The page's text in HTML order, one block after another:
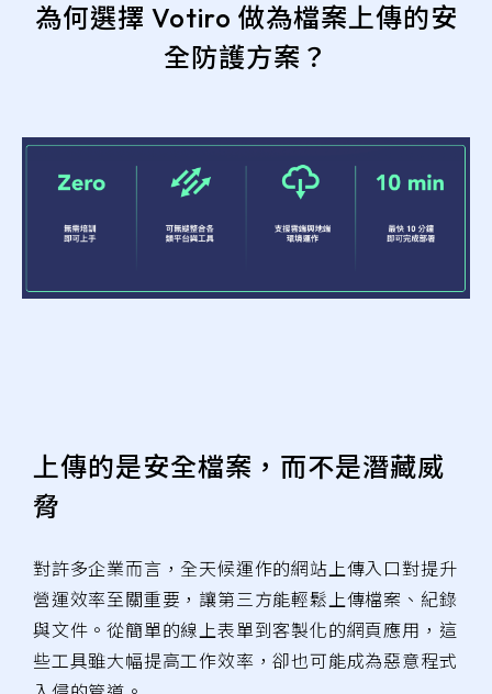
為何選擇 Votiro 做為檔案上傳的安
全防護方案？
上傳的是安全檔案，而不是潛藏威
脅
對許多企業而言，全天候運作的網站上傳入口對提升
營運效率至關重要，讓第三方能輕鬆上傳檔案、紀錄
與文件。從簡單的線上表單到客製化的網頁應用，這
些工具雖大幅提高工作效率，卻也可能成為惡意程式